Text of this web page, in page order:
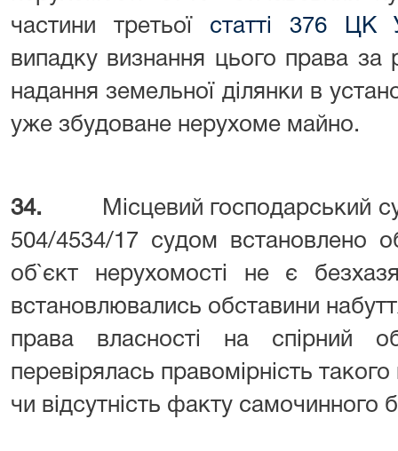
частини третьої статті 376 ЦК
випадку визнання цього права
надання земельної ділянки в
уже збудоване нерухоме майно.
34.
Місцевий господарський
504/4534/17 судом встановлено
об`єкт нерухомості не є
встановлювались обставини
права власності на спірний
перевірялась правомірність
чи відсутність факту самочинного